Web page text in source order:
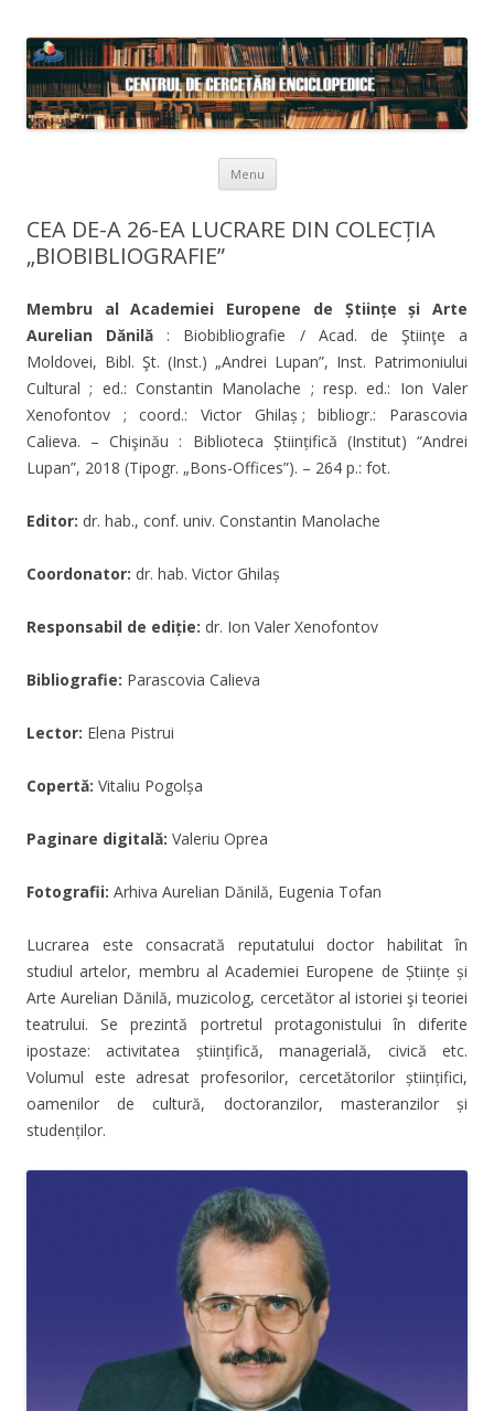
Menu Skip to content
CEA DE-A 26-EA LUCRARE DIN COLECȚIA
„BIOBIBLIOGRAFIE”
Membru al Academiei Europene de Științe și Arte
Aurelian Dănilă : Biobibliografie / Acad. de Ştiinţe a
Moldovei, Bibl. Şt. (Inst.) „Andrei Lupan”, Inst. Patrimoniului
Cultural ; ed.: Constantin Manolache ; resp. ed.: Ion Valer
Xenofontov ; coord.: Victor Ghilaș ; bibliogr.: Parascovia
Calieva. – Chişinău : Biblioteca Științifică (Institut) “Andrei
Lupan”, 2018 (Tipogr. „Bons-Offices”). – 264 p.: fot.
Editor: dr. hab., conf. univ. Constantin Manolache
Coordonator: dr. hab. Victor Ghilaș
Responsabil de ediție: dr. Ion Valer Xenofontov
Bibliografie: Parascovia Calieva
Lector: Elena Pistrui
Copertă: Vitaliu Pogolșa
Paginare digitală: Valeriu Oprea
Fotografii: Arhiva Aurelian Dănilă, Eugenia Tofan
Lucrarea este consacrată reputatului doctor habilitat în
studiul artelor, membru al Academiei Europene de Științe și
Arte Aurelian Dănilă, muzicolog, cercetător al istoriei şi teoriei
teatrului. Se prezintă portretul protagonistului în diferite
ipostaze: activitatea științifică, managerială, civică etc.
Volumul este adresat profesorilor, cercetătorilor științifici,
oamenilor de cultură, doctoranzilor, masteranzilor și
studenților.